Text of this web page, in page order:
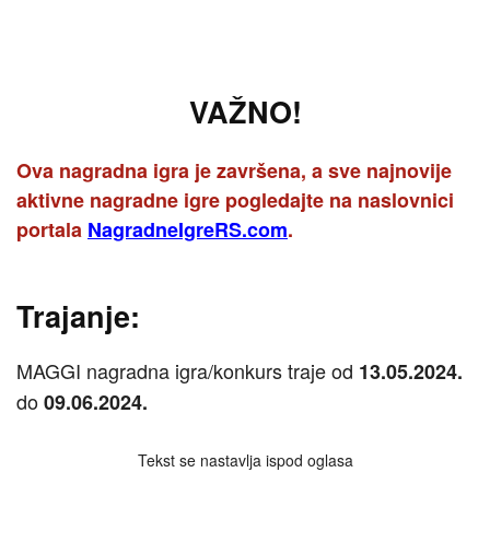
VAŽNO!
Ova nagradna igra je završena, a sve najnovije
aktivne nagradne igre pogledajte na naslovnici
portala NagradneIgreRS.com.
Trajanje:
MAGGI nagradna igra/konkurs traje od 13.05.2024.
do09.06.2024.
Tekst se nastavlja ispod oglasa